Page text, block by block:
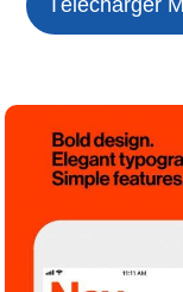
Télécharger